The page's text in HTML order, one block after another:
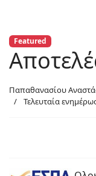
Featured
Παπαθανασίου
Τελευταία